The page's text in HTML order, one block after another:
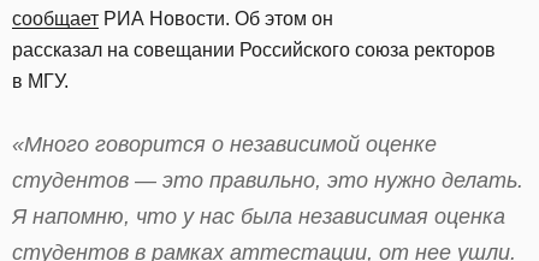
сообщает РИА Новости. Об этом он
рассказал на совещании Российского союза ректоров
в МГУ.
«Много говорится о независимой оценке
студентов — это правильно, это нужно делать.
Я напомню, что у нас была независимая оценка
студентов в рамках аттестации, от нее ушли.